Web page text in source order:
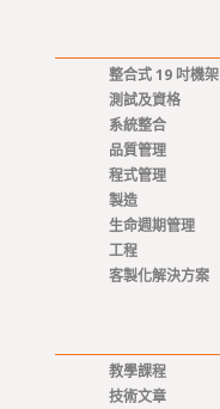
整合式 19 吋機架
測試及資格
系統整合
品質管理
程式管理
製造
生命週期管理
工程
客製化解決方案
教學課程
技術文章